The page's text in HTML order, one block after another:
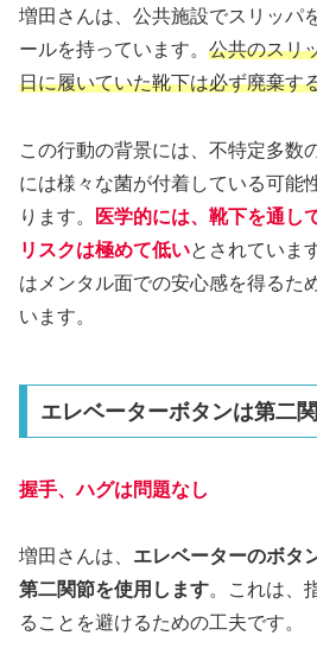
増田さんは、公共施設でスリッパ
ールを持っています。 公共のスリ
日に履いていた靴下は必ず廃棄す
この行動の背景には、不特定多数
には様々な菌が付着している可能
ります。
医学的には、靴下を通し
リスクは極めて低いとされていま
はメンタル面での安心感を得るた
います。
エレベーターボタンは第二
握手、ハグは問題なし
増田さんは、 エレベーターのボタ
第二関節を使用します。これは、
ることを避けるための工夫です。